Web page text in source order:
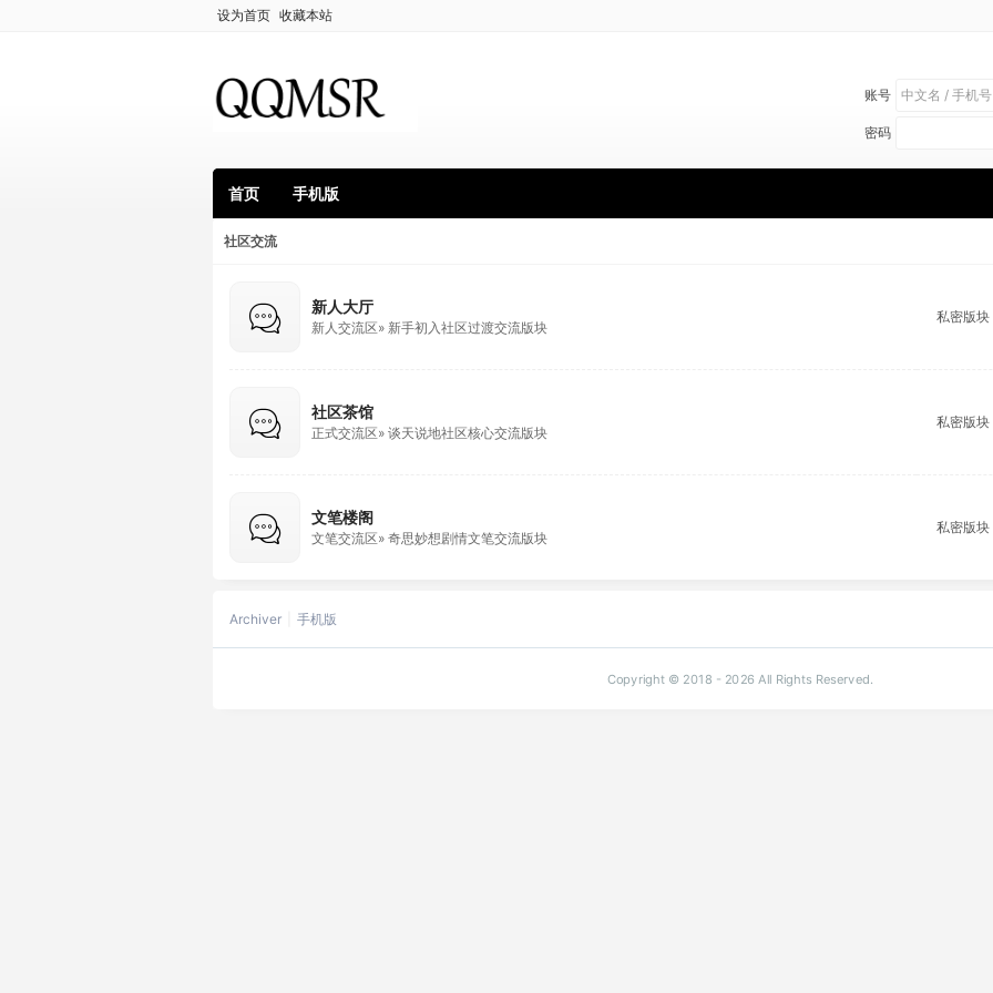
设为首页 收藏本站
账号
密码
首页 手机版
社区交流
新人大厅
新人交流区» 新手初入社区过渡交流版块
私密版块
社区茶馆
正式交流区» 谈天说地社区核心交流版块
私密版块
文笔楼阁
文笔交流区» 奇思妙想剧情文笔交流版块
私密版块
Archiver 手机版
Copyright © 2018 - 2026 All Rights Reserved.